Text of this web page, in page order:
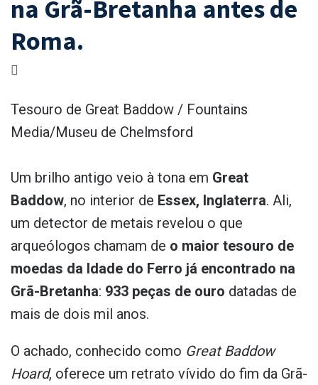
na Grã-Bretanha antes de
Roma.
Tesouro de Great Baddow / Fountains
Media/Museu de Chelmsford
Um brilho antigo veio à tona em Great
Baddow, no interior de Essex, Inglaterra. Ali,
um detector de metais revelou o que
arqueólogos chamam de o maior tesouro de
moedas da Idade do Ferro já encontrado na
Grã-Bretanha: 933 peças de ouro datadas de
mais de dois mil anos.
O achado, conhecido como Great Baddow
Hoard, oferece um retrato vívido do fim da Grã-